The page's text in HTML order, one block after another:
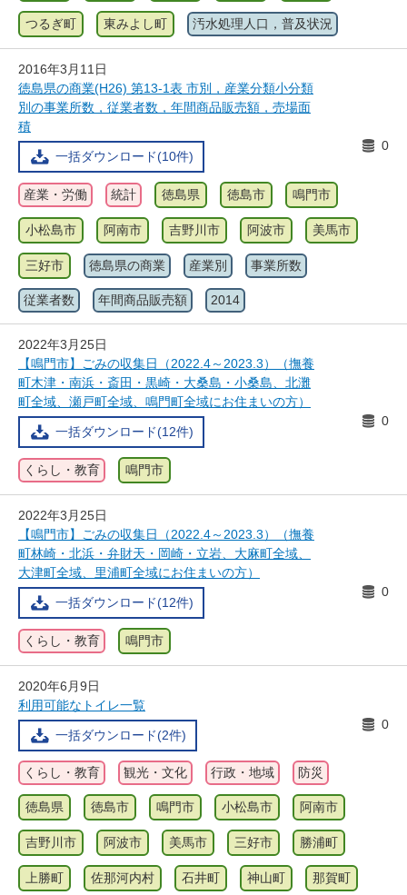
つるぎ町 東みよし町 汚水処理人口，普及状況
2016年3月11日
徳島県の商業(H26) 第13-1表 市別，産業分類小分類
別の事業所数，従業者数，年間商品販売額，売場面
積
一括ダウンロード(10件)
0
産業・労働 統計 徳島県 徳島市 鳴門市
小松島市 阿南市 吉野川市 阿波市 美馬市
三好市 徳島県の商業 産業別 事業所数
従業者数 年間商品販売額 2014
2022年3月25日
【鳴門市】ごみの収集日（2022.4～2023.3）（撫養
町木津・南浜・斎田・黒崎・大桑島・小桑島、北灘
町全域、瀬戸町全域、鳴門町全域にお住まいの方）
一括ダウンロード(12件)
0
くらし・教育 鳴門市
2022年3月25日
【鳴門市】ごみの収集日（2022.4～2023.3）（撫養
町林崎・北浜・弁財天・岡崎・立岩、大麻町全域、
大津町全域、里浦町全域にお住まいの方）
一括ダウンロード(12件)
0
くらし・教育 鳴門市
2020年6月9日
利用可能なトイレ一覧
一括ダウンロード(2件)
0
くらし・教育 観光・文化 行政・地域 防災
徳島県 徳島市 鳴門市 小松島市 阿南市
吉野川市 阿波市 美馬市 三好市 勝浦町
上勝町 佐那河内村 石井町 神山町 那賀町